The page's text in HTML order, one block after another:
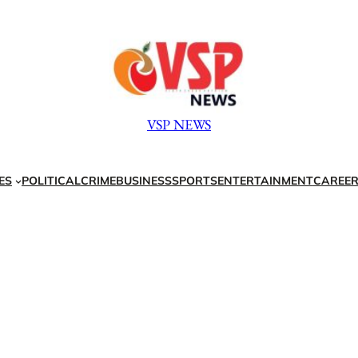
VSP NEWS
POLITICALCRIMEBUSINESSSPORTSENTERTAINMENT